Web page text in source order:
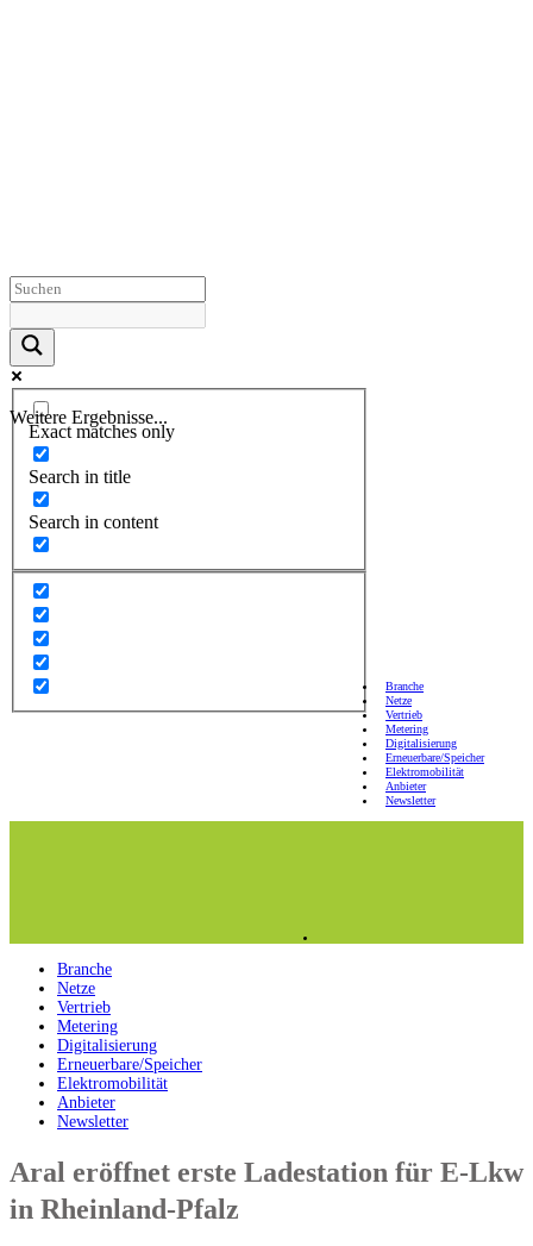
Weitere Ergebnisse...
Exact matches only
Search in title
Search in content
Branche
Netze
Vertrieb
Metering
Digitalisierung
Erneuerbare/Speicher
Elektromobilität
Anbieter
Newsletter
Branche
Netze
Vertrieb
Metering
Digitalisierung
Erneuerbare/Speicher
Elektromobilität
Anbieter
Newsletter
Aral eröffnet erste Ladestation für E-Lkw
in Rheinland-Pfalz